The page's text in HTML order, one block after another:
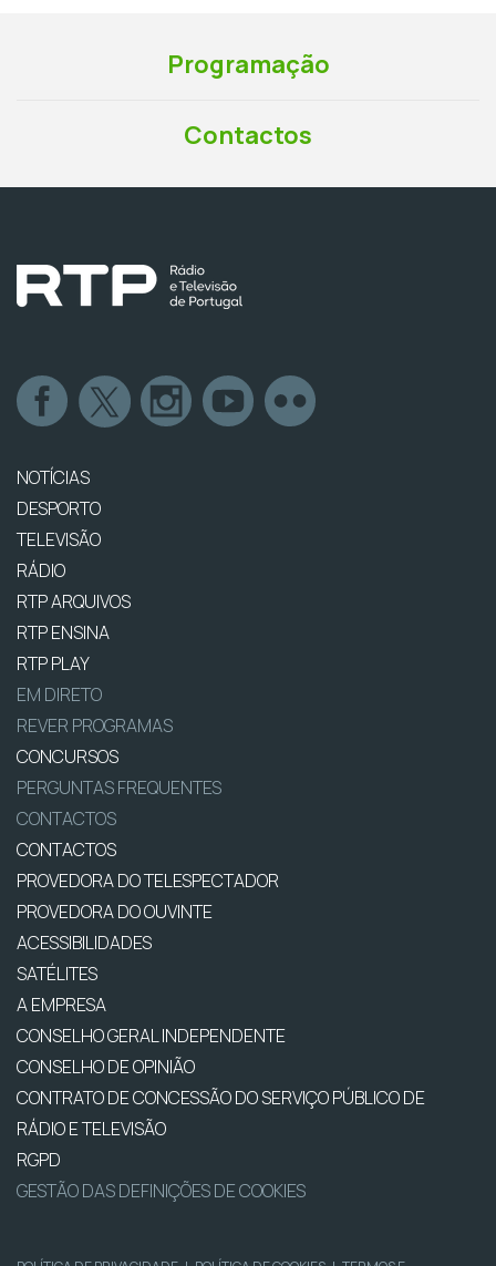
Programação
Contactos
NOTÍCIAS
DESPORTO
TELEVISÃO
RÁDIO
RTP ARQUIVOS
RTP ENSINA
RTP PLAY
EM DIRETO
REVER PROGRAMAS
CONCURSOS
PERGUNTAS FREQUENTES
CONTACTOS
CONTACTOS
PROVEDORA DO TELESPECTADOR
PROVEDORA DO OUVINTE
ACESSIBILIDADES
SATÉLITES
A EMPRESA
CONSELHO GERAL INDEPENDENTE
CONSELHO DE OPINIÃO
CONTRATO DE CONCESSÃO DO SERVIÇO PÚBLICO DE
RÁDIO E TELEVISÃO
RGPD
GESTÃO DAS DEFINIÇÕES DE COOKIES